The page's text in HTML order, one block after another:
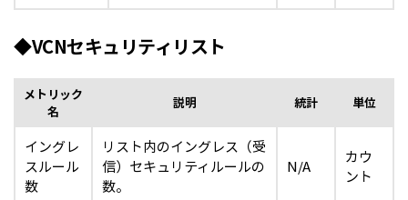
◆VCNセキュリティリスト
メトリック
名
説明 統計 単位
イングレ
スルール
数
リスト内のイングレス（受
信）セキュリティルールの
数。
N/A
カウ
ント